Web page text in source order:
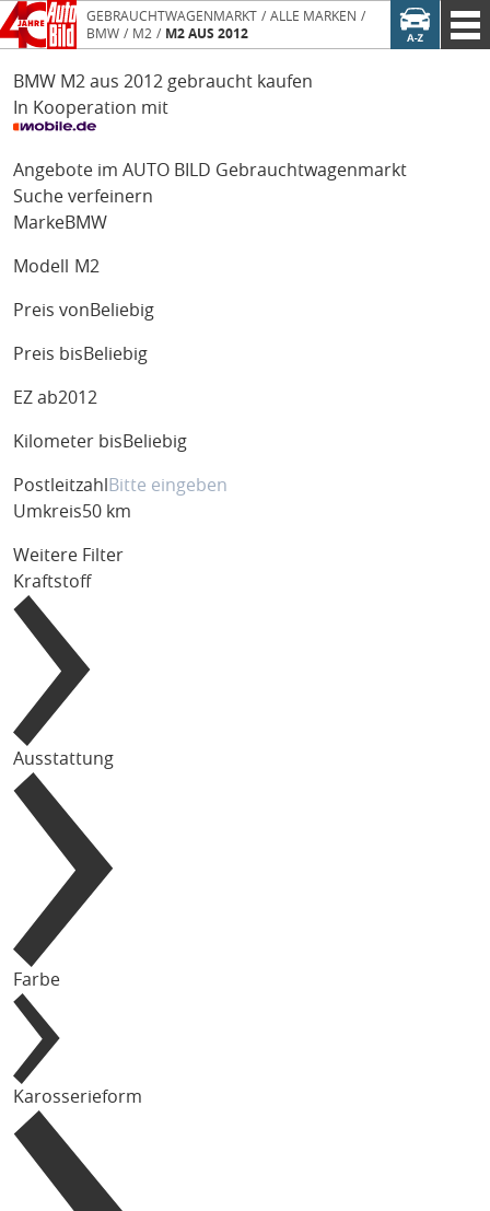
GEBRAUCHTWAGENMARKT
ALLE MARKEN
BMW
M2 M2 AUS 2012
BMW M2 aus 2012 gebraucht kaufen
In Kooperation mit
Angebote im AUTO BILD Gebrauchtwagenmarkt
Suche verfeinern
MarkeBMW
Modell M2
Preis von Beliebig
Preis bis Beliebig
EZ ab2012
Kilometer bis Beliebig
Postleitzahl
Umkreis50 km
Weitere Filter
Kraftstoff
Ausstattung
Farbe
Karosserieform